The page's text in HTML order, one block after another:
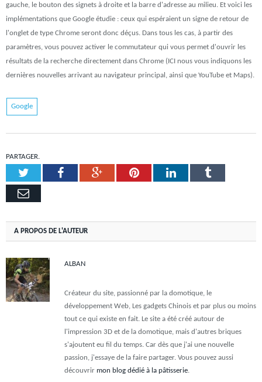
gauche, le bouton des signets à droite et la barre d'adresse au milieu. Et voici les
implémentations que Google étudie : ceux qui espéraient un signe de retour de
l'onglet de type Chrome seront donc déçus. Dans tous les cas, à partir des
paramètres, vous pouvez activer le commutateur qui vous permet d'ouvrir les
résultats de la recherche directement dans Chrome (ICI nous vous indiquons les
dernières nouvelles arrivant au navigateur principal, ainsi que YouTube et Maps).
Google
PARTAGER.
TwitterFacebookGoogle+PinterestLinkedInTumblr
Email
A PROPOS DE L'AUTEUR
ALBAN
Créateur du site, passionné par la domotique, le
développement Web, Les gadgets Chinois et par plus ou moins
tout ce qui existe en fait. Le site a été créé autour de
l'impression 3D et de la domotique, mais d'autres briques
s'ajoutent eu fil du temps. Car dès que j'ai une nouvelle
passion, j'essaye de la faire partager. Vous pouvez aussi
découvrir mon blog dédié à la pâtisserie.